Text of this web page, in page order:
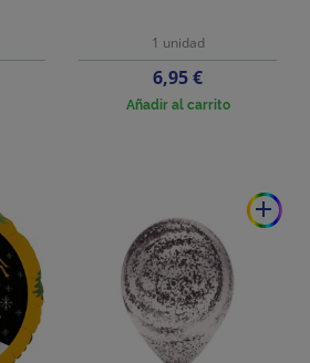
1 unidad
Precio
6,95 €
Añadir al carrito
add